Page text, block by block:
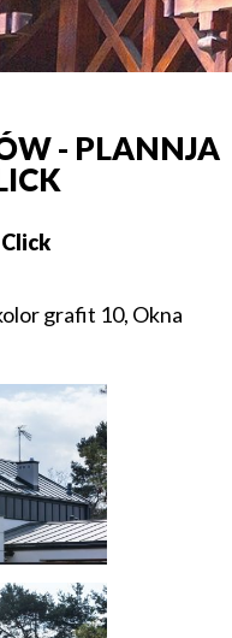
- PLANNJA
grafit 10, Okna